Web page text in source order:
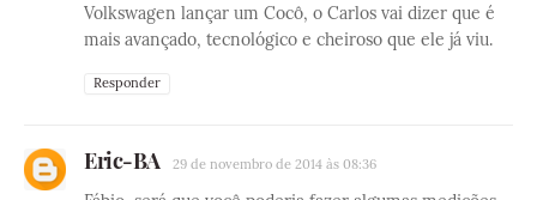
Volkswagen lançar um Cocô, o Carlos vai dizer que é
mais avançado, tecnológico e cheiroso que ele já viu.
Responder
Eric-BA 29 de novembro de 2014 às 08:36